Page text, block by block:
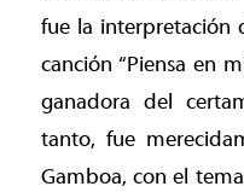
fue la interpretación
canción “Piensa en
ganadora del
tanto, fue
Gamboa, con el